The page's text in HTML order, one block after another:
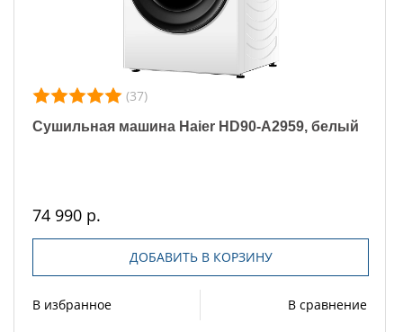
(37)
Сушильная машина Haier HD90-A2959, белый
74 990 р.
ДОБАВИТЬ В КОРЗИНУ
В избранное В сравнение